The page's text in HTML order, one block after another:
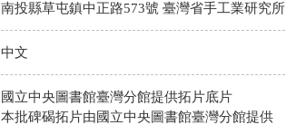
南投縣草屯鎮中正路573號 臺灣省手工業研究所
中文
國立中央圖書館臺灣分館提供拓片底片
本批碑碣拓片由國立中央圖書館臺灣分館提供